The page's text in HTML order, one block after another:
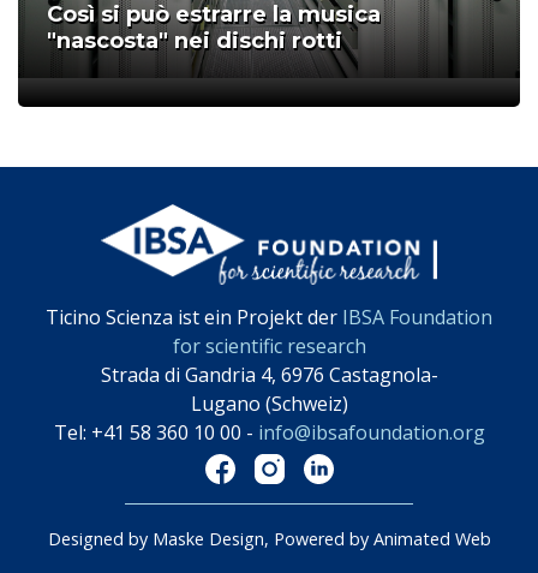
Così si può estrarre la musica
"nascosta" nei dischi rotti
Ticino Scienza ist ein Projekt der IBSA Foundation
for scientific research
Strada di Gandria 4, 6976 Castagnola-
Lugano (Schweiz)
Tel: +41 58 360 10 00 - info@ibsafoundation.org
Designed by Maske Design, Powered by Animated Web